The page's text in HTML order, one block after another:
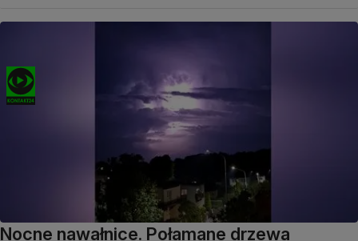
Nocne nawałnice. Połamane drzewa